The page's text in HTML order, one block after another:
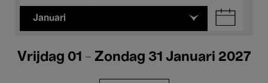
Januari
Vrijdag 01 - Zondag 31 Januari 2027